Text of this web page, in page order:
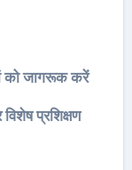
को जागरूक करें
प्रशिक्षण